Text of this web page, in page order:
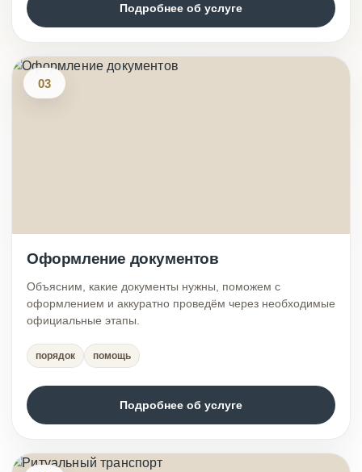
Подробнее об услуге
03
Оформление документов
Объясним, какие документы нужны, поможем с
оформлением и аккуратно проведём через необходимые
официальные этапы.
порядок помощь
Подробнее об услуге